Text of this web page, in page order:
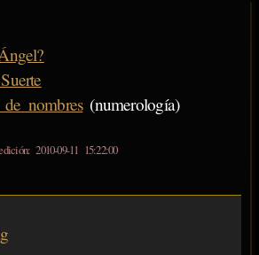
nombres(numerología)
2010-09-11 15:22:00